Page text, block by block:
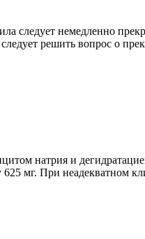
следует немедленно
решить вопрос о
натрия и
мг. При неадекватном